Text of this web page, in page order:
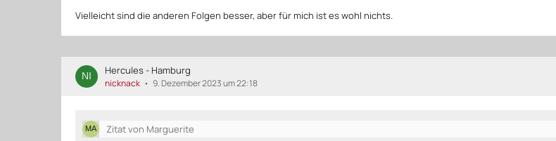
Vielleicht sind die anderen Folgen besser, aber für mich ist es wohl nichts.
Hercules - Hamburg
nicknack 9. Dezember 2023 um 22:18
Zitat von Marguerite